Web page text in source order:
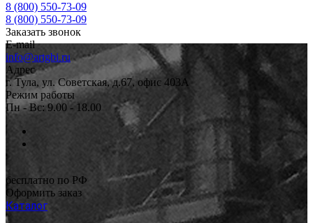
8 (800) 550-73-09
8 (800) 550-73-09
Заказать звонок
E-mail
info@artgbi.ru
Адрес
г. Тула, ул. Советская, д.67, офис 403А
Режим работы
Пн - Вс: 9.00 - 18.00
бесплатно по РФ
Оформить заказ
Каталог